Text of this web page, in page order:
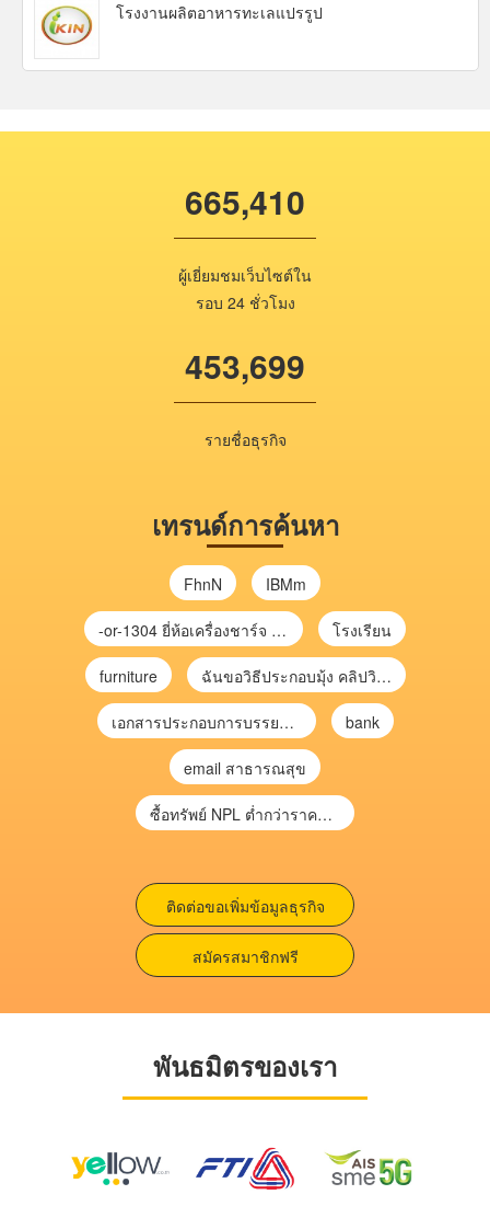
โรงงานผลิตอาหารทะเลแปรรูป
665,410
ผู้เยี่ยมชมเว็บไซต์ใน
รอบ 24 ชั่วโมง
453,699
รายชื่อธุรกิจ
เทรนด์การค้นหา
FhnN IBMm
-or-1304 ยี่ห้อเครื่องชาร์จ chargecore โรงเรียน
furniture ฉันขอวิธีประกอบมุ้ง คลิปวิดีโอ การประกอบมุ้ง
เอกสารประกอบการบรรยาย การประเมินความเสี่ยงเพื่อวางแผนการตรวจสอบ \ bank
email สาธารณสุข
ซื้อทรัพย์ NPL ต่ำกว่าราคาตลาด 30-70% แบบไม่ต้องไปประมูล”
ติดต่อขอเพิ่มข้อมูลธุรกิจ
สมัครสมาชิกฟรี
พันธมิตรของเรา